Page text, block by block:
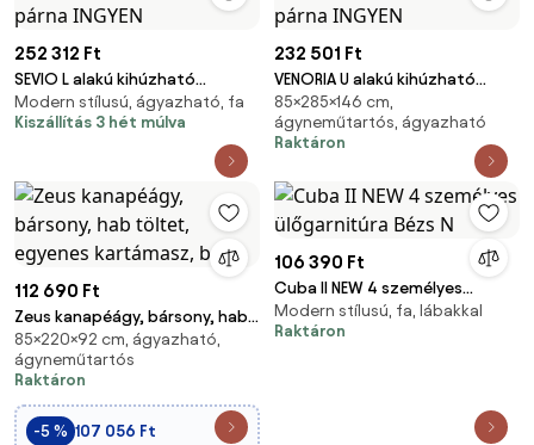
252 312 Ft
SEVIO L alakú kihúzható
sarokkanapé, 246x145 cm,
sötétszürke, univerzális + 2
Modern stílusú, ágyazható, fa
Kiszállítás 3 hét múlva
232 501 Ft
VENORIA U alakú kihúzható
ülőgarnitúra, 285x146 cm,
krémszínű + 2 párna INGYEN
85×285×146 cm,
ágyneműtartós, ágyazható
Raktáron
112 690 Ft
Zeus kanapéágy, bársony, hab
töltet, egyenes kartámasz,
bézs
85×220×92 cm, ágyazható,
ágyneműtartós
Raktáron
-5 % 107 056 Ft
106 390 Ft
Cuba II NEW 4 személyes
ülőgarnitúra Bézs N
Modern stílusú, fa, lábakkal
Raktáron